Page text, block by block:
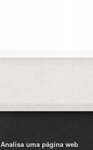
Analisa uma página web